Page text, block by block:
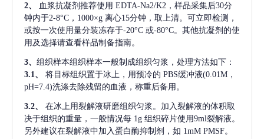
2、 血浆抗凝剂推荐使用 EDTA-Na2/K2，样品采集后30分
钟内于2-8°C，1000×g 离心15分钟，取上清。可立即检测，
或按一次使用量分装冻存于-20°C 或-80°C。其他抗凝剂的使
用及选择请查看样品制备指南。
3、 组织样本组织样本一般制成组织匀浆，处理方法如下：
3.1、
将目标组织置于冰上，用预冷的 PBS缓冲液(0.01M，
pH=7.4)洗涤去除残留的血液，称重后备用。
3.2、
在冰上用裂解液研磨组织匀浆。加入裂解液的体积取
决于组织的重量，一般情况每 1g 组织碎片使用9ml裂解液。
另外建议在裂解液中加入蛋白酶抑制剂，如 1mM PMSF。